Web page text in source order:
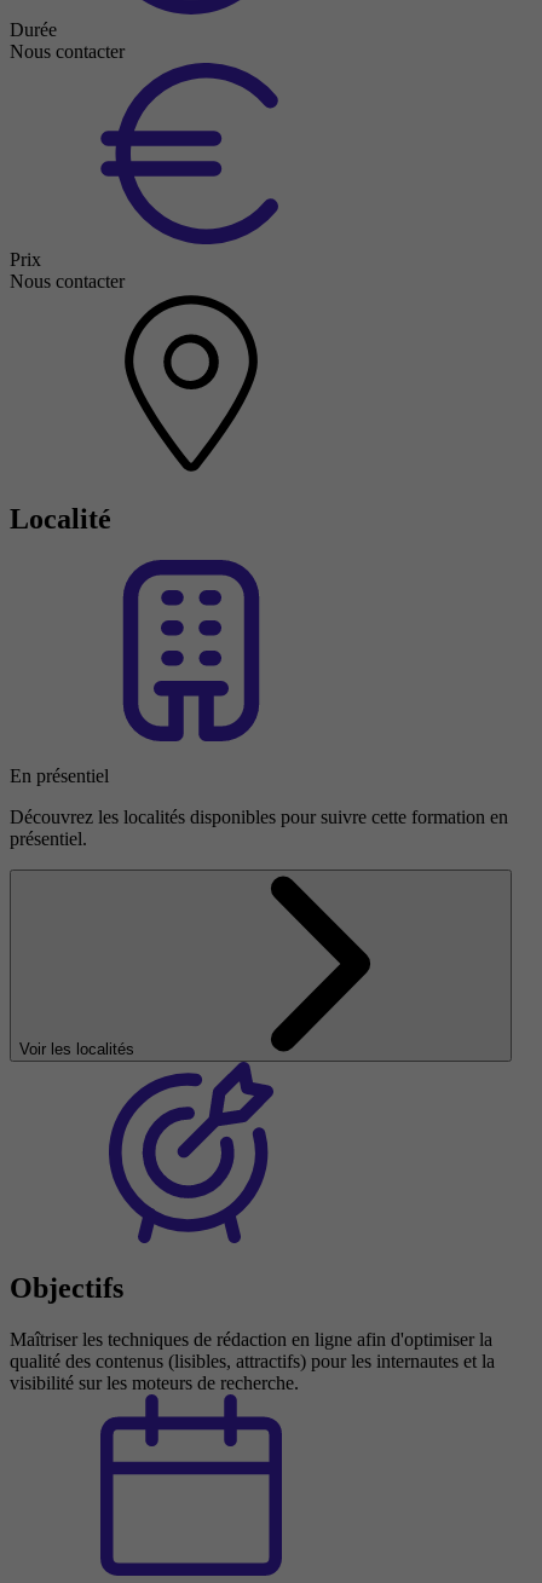
Durée
Nous contacter
Prix
Nous contacter
Localité
En présentiel
Découvrez les localités disponibles pour suivre cette formation en
présentiel.
Voir les localités
Objectifs
Maîtriser les techniques de rédaction en ligne afin d'optimiser la
qualité des contenus (lisibles, attractifs) pour les internautes et la
visibilité sur les moteurs de recherche.